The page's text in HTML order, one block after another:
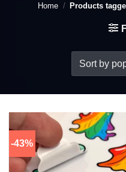
Home / Products
-43%